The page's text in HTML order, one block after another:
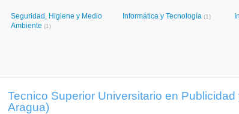
Seguridad, Higiene y Medio
Ambiente (1)
Informática y Tecnología (1)
Tecnico Superior Universitario en
Aragua)